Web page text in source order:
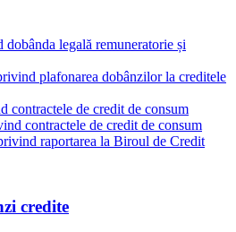
legală remuneratorie și
plafonarea dobânzilor la creditele
contractele de credit de consum
contractele de credit de consum
raportarea la Biroul de Credit
credite